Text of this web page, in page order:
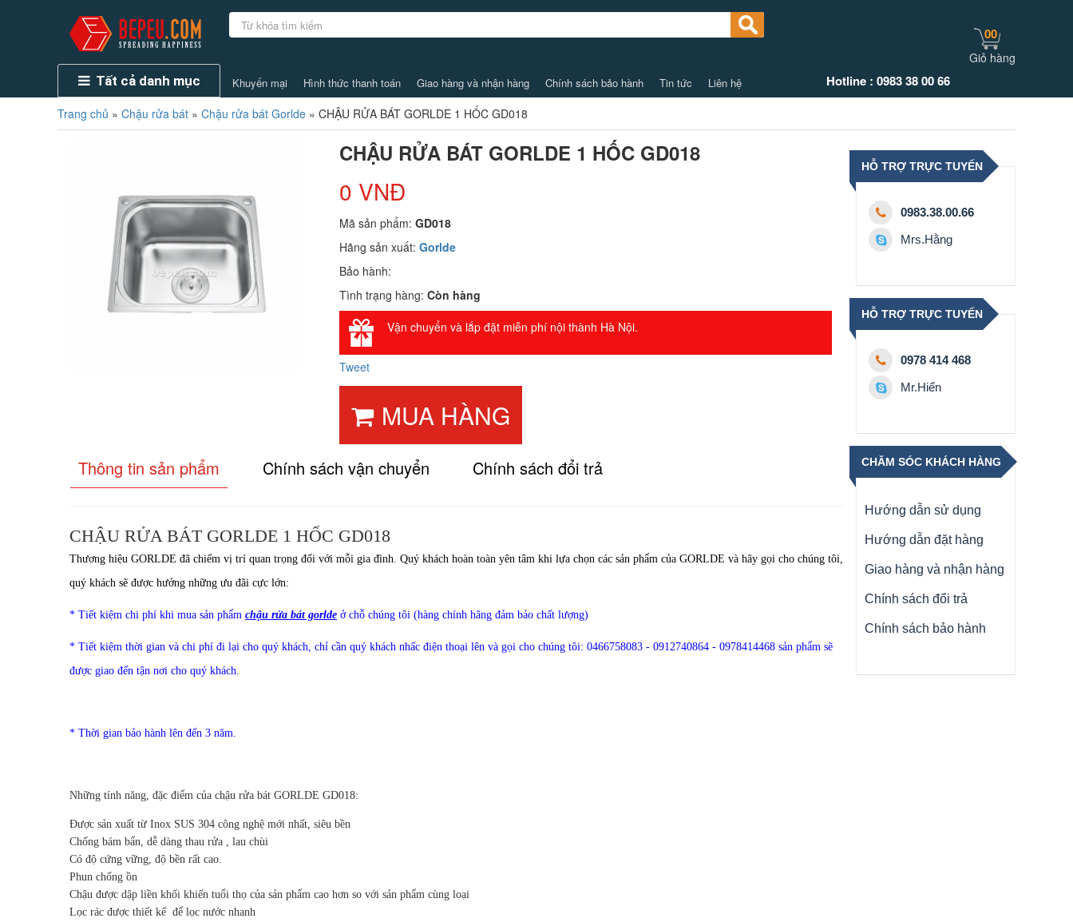
Tất cả danh mục Khuyến mại Hình thức thanh toán Giao hàng và nhận hàng Chính sách bảo hành Tin tức Liên hệ Hotline : 0983 38 00 66
00
Giỏ hàng
Trang chủ » Chậu rửa bát » Chậu rửa bát Gorlde » CHẬU RỬA BÁT GORLDE 1 HỐC GD018
CHẬU RỬA BÁT GORLDE 1 HỐC GD018
0 VNĐ
Mã sản phẩm:GD018
Hãng sản xuất:Gorlde
Bảo hành:
Tình trạng hàng:Còn hàng
Vận chuyển và lắp đặt miễn phí nội thành Hà Nội.
Tweet
MUA HÀNG
Thông tin sản phẩm Chính sách vận chuyển Chính sách đổi trả
CHẬU RỬA BÁT GORLDE 1 HỐC GD018
Thương hiệu GORLDE đã chiếm vị trí quan trọng đối với mỗi gia đình. Quý khách hoàn toàn yên tâm khi lựa chọn các sản phẩm của GORLDE và hãy gọi cho chúng tôi,
quý khách sẽ được hưởng những ưu đãi cực lớn:
* Tiết kiệm chi phí khi mua sản phẩm chậu rửa bát gorlde ở chỗ chúng tôi (hàng chính hãng đảm bảo chất lượng)
* Tiết kiệm thời gian và chi phí đi lại cho quý khách, chỉ cần quý khách nhấc điện thoại lên và gọi cho chúng tôi: 0466758083 - 0912740864 - 0978414468 sản phẩm sẽ
được giao đến tận nơi cho quý khách.
* Thời gian bảo hành lên đến 3 năm.
Những tính năng, đặc điểm của chậu rửa bát GORLDE GD018:
Được sản xuất từ Inox SUS 304 công nghệ mới nhất, siêu bền
Chống bám bẩn, dễ dàng thau rửa , lau chùi
Có độ cứng vững, độ bền rất cao.
Phun chống ồn
Chậu được dập liền khối khiến tuổi thọ của sản phẩm cao hơn so với sản phẩm cùng loại
Lọc rác được thiết kế để lọc nước nhanh
HỖ TRỢ TRỰC TUYẾN
0983.38.00.66
Mrs.Hằng
HỖ TRỢ TRỰC TUYẾN
0978 414 468
Mr.Hiển
CHĂM SÓC KHÁCH HÀNG
Hướng dẫn sử dụng
Hướng dẫn đặt hàng
Giao hàng và nhận hàng
Chính sách đổi trả
Chính sách bảo hành